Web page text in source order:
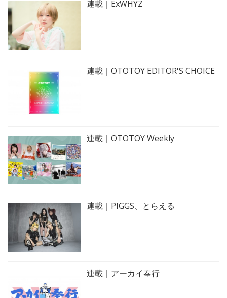
連載｜ExWHYZ
連載｜OTOTOY EDITOR'S CHOICE
連載｜OTOTOY Weekly
連載｜PIGGS、とらえる
連載｜アーカイ奉行